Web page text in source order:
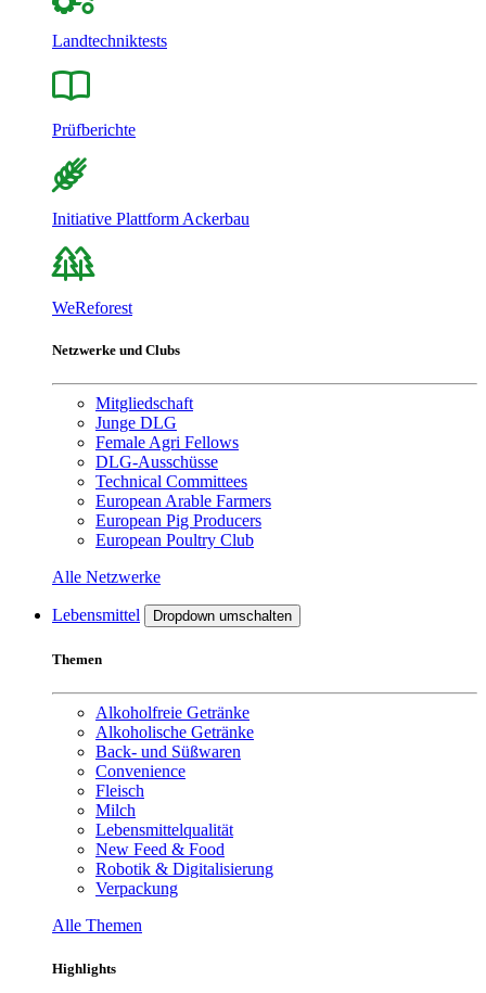
Landtechniktests
Prüfberichte
Initiative Plattform Ackerbau
WeReforest
Netzwerke und Clubs
Mitgliedschaft
Junge DLG
Female Agri Fellows
DLG-Ausschüsse
Technical Committees
European Arable Farmers
European Pig Producers
European Poultry Club
Alle Netzwerke
Lebensmittel Dropdown umschalten
Themen
Alkoholfreie Getränke
Alkoholische Getränke
Back- und Süßwaren
Convenience
Fleisch
Milch
Lebensmittelqualität
New Feed & Food
Robotik & Digitalisierung
Verpackung
Alle Themen
Highlights